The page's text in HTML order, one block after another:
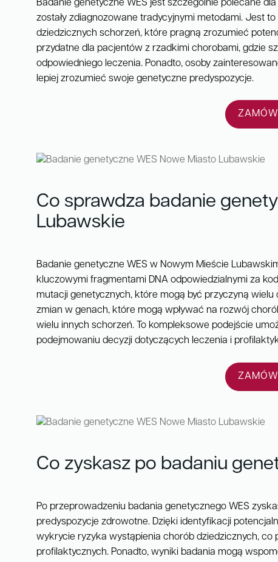
Badanie genetyczne WES jest szczególnie polecane
zostały zdiagnozowane tradycyjnymi metodami. Jest
dziedzicznych schorzeń, które pragną zrozumieć
przydatne dla pacjentów z rzadkimi chorobami, gdzie
odpowiedniego leczenia. Ponadto, osoby
lepiej zrozumieć swoje genetyczne predyspozycje.
Co sprawdza badanie
Lubawskie
Badanie genetyczne WES w Nowym Mieście
kluczowymi fragmentami DNA odpowiedzialnymi za
mutacji genetycznych, które mogą być przyczyną
zmian w genach, które mogą wpływać na rozwój
wielu innych schorzeń. To kompleksowe podejście
podejmowaniu decyzji dotyczących leczenia i
Co zyskasz po badaniu
Po przeprowadzeniu badania genetycznego WES
predyspozycje zdrowotne. Dzięki identyfikacji
wykrycie ryzyka wystąpienia chorób dziedzicznych, co
profilaktycznych. Ponadto, wyniki badania mogą